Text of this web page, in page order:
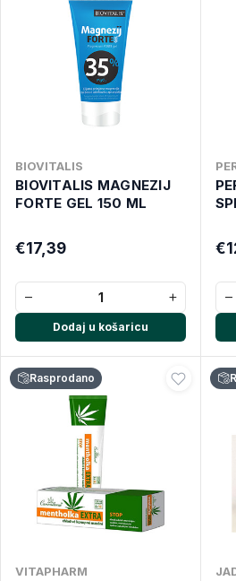
BIOVITALIS
BIOVITALIS MAGNEZIJ
FORTE GEL 150 ML
€17,39
− +
Dodaj u košaricu
−
Rasprodano
VITAPHARM